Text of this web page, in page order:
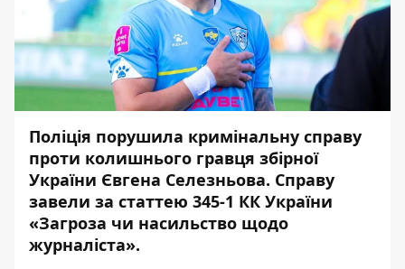
Поліція порушила кримінальну справу
проти колишнього гравця збірної
України Євгена Селезньова. Справу
завели за статтею 345-1 КК України
«Загроза чи насильство щодо
журналіста».